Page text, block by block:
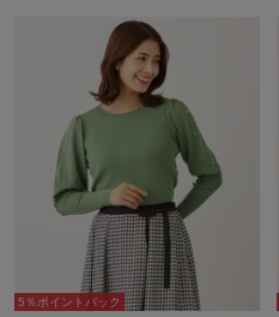
5％ポイントバック